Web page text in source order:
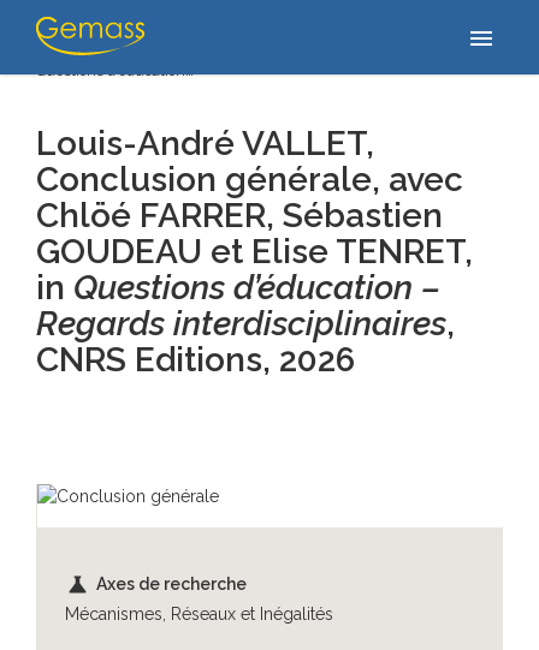
menu
Accueil/Publications
avec Chlöé FARRER, Sébastien GOUDEAU et Elise TENRET, in
Questions d’éducation…
Louis-André VALLET,
Conclusion générale, avec
Chlöé FARRER, Sébastien
GOUDEAU et Elise TENRET,
in Questions d’éducation –
Regards interdisciplinaires,
CNRS Editions, 2026
science Axes de recherche
Mécanismes, Réseaux et Inégalités